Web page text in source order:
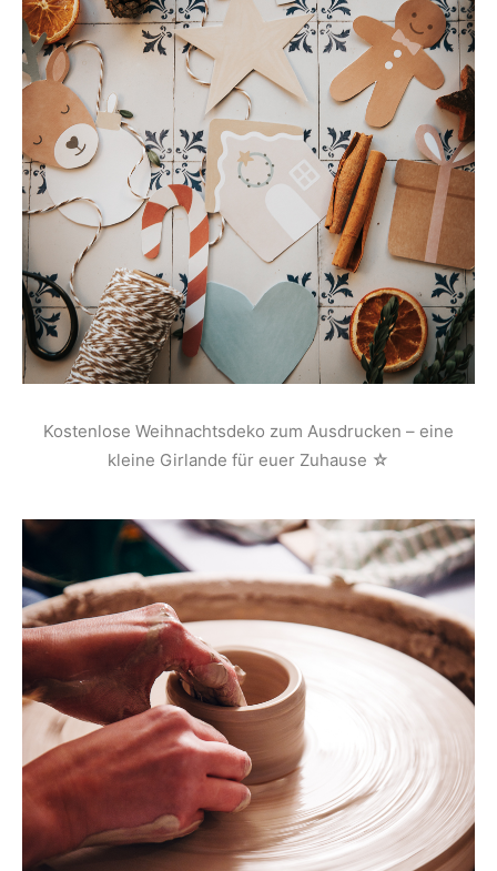
Kostenlose Weihnachtsdeko zum Ausdrucken – eine
kleine Girlande für euer Zuhause ☆